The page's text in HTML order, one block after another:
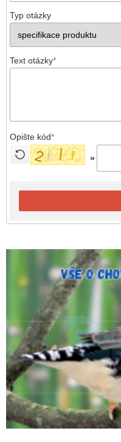
Typ otázky
Text otázky*
Opište kód*
»